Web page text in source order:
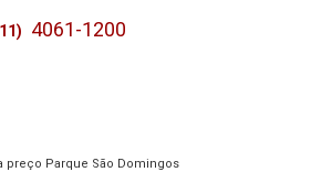
4061-1200
preço Parque São Domingos